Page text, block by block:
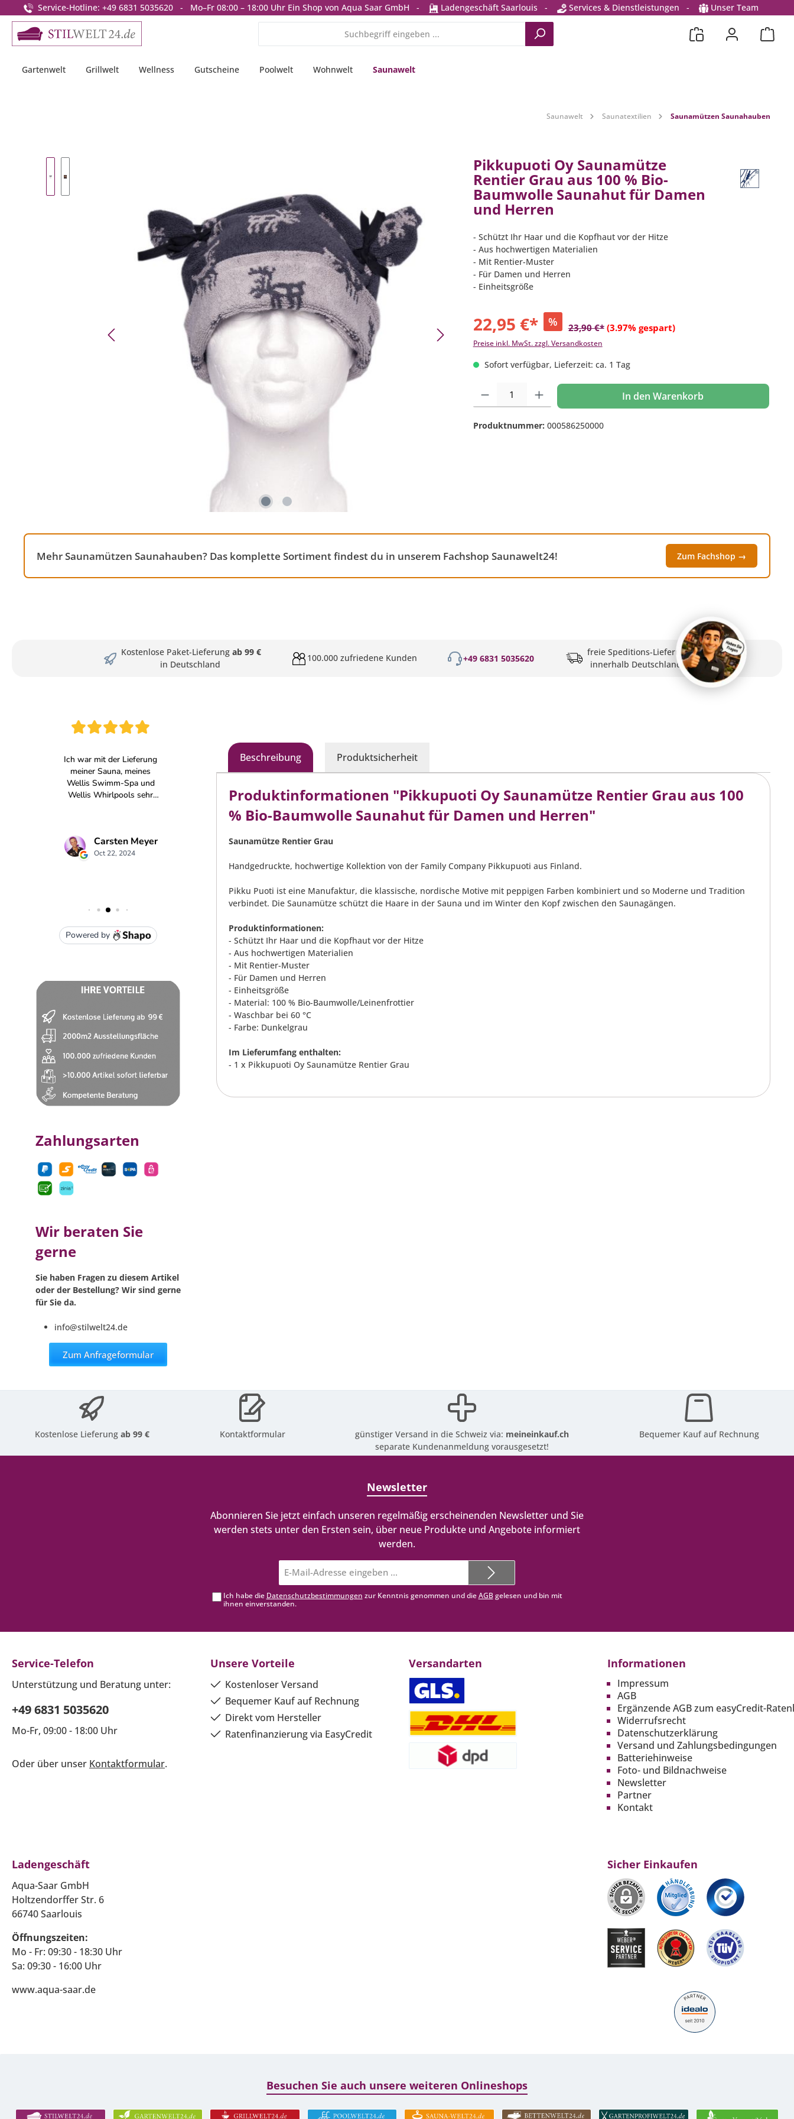
Zur Hauptnavigation springen
Service-Hotline: +49 6831 5035620 - Mo–Fr 08:00 – 18:00 Uhr Ein Shop von Aqua Saar GmbH - Ladengeschäft Saarlouis - Services & Dienstleistungen - Unser Team
Gartenwelt Grillwelt Wellness Gutscheine Poolwelt Wohnwelt Saunawelt
Saunawelt Saunatextilien Saunamützen Saunahauben
Pikkupuoti Oy Saunamütze
Rentier Grau aus 100 % Bio-
Baumwolle Saunahut für Damen
und Herren
- Schützt Ihr Haar und die Kopfhaut vor der Hitze
- Aus hochwertigen Materialien
- Mit Rentier-Muster
- Für Damen und Herren
- Einheitsgröße
22,95 €* % 23,90 €* (3.97% gespart)
Preise inkl. MwSt. zzgl. Versandkosten
Sofort verfügbar, Lieferzeit: ca. 1 Tag
Produkt Anzahl: Gib den gewünschten Wert ein oder benutze die Schaltflächen um die
In den Warenkorb
Produktnummer: 000586250000
Mehr Saunamützen Saunahauben? Das komplette Sortiment findest du in unserem Fachshop Saunawelt24! Zum Fachshop →
Kostenlose Paket-Lieferung ab 99 €
in Deutschland
100.000 zufriedene Kunden +49 6831 5035620
freie Speditions-Lieferung
innerhalb Deutschlands
Zahlungsarten
Wir beraten Sie
gerne
Sie haben Fragen zu diesem Artikel
oder der Bestellung? Wir sind gerne
für Sie da.
info@stilwelt24.de
Zum Anfrageformular
Beschreibung Produktsicherheit
Produktinformationen "Pikkupuoti Oy Saunamütze Rentier Grau aus 100
% Bio-Baumwolle Saunahut für Damen und Herren"
Saunamütze Rentier Grau
Handgedruckte, hochwertige Kollektion von der Family Company Pikkupuoti aus Finland.
Pikku Puoti ist eine Manufaktur, die klassische, nordische Motive mit peppigen Farben kombiniert und so Moderne und Tradition
verbindet. Die Saunamütze schützt die Haare in der Sauna und im Winter den Kopf zwischen den Saunagängen.
Produktinformationen:
- Schützt Ihr Haar und die Kopfhaut vor der Hitze
- Aus hochwertigen Materialien
- Mit Rentier-Muster
- Für Damen und Herren
- Einheitsgröße
- Material: 100 % Bio-Baumwolle/Leinenfrottier
- Waschbar bei 60 °C
- Farbe: Dunkelgrau
Im Lieferumfang enthalten:
- 1 x Pikkupuoti Oy Saunamütze Rentier Grau
Kostenlose Lieferungab 99 € Kontaktformular günstiger Versand in die Schweiz via: meineinkauf.ch
separate Kundenanmeldung vorausgesetzt!
Bequemer Kauf auf Rechnung
Newsletter
Abonnieren Sie jetzt einfach unseren regelmäßig erscheinenden Newsletter und Sie
werden stets unter den Ersten sein, über neue Produkte und Angebote informiert
werden.
Mail-
Adresse*
Ich habe die Datenschutzbestimmungen zur Kenntnis genommen und dieAGBgelesen und bin mit
ihnen einverstanden.
Service-Telefon
Unterstützung und Beratung unter:
+49 6831 5035620
Mo-Fr, 09:00 - 18:00 Uhr
Oder über unser Kontaktformular.
Unsere Vorteile
Kostenloser Versand
Bequemer Kauf auf Rechnung
Direkt vom Hersteller
Ratenfinanzierung via EasyCredit
Versandarten Informationen
Impressum
AGB
Ergänzende AGB zum easyCredit-
Widerrufsrecht
Datenschutzerklärung
Versand und Zahlungsbedingungen
Batteriehinweise
Foto- und Bildnachweise
Newsletter
Partner
Kontakt
Ladengeschäft
Aqua-Saar GmbH
Holtzendorffer Str. 6
66740 Saarlouis
Öffnungszeiten:
Mo - Fr: 09:30 - 18:30 Uhr
Sa: 09:30 - 16:00 Uhr
www.aqua-saar.de
Sicher Einkaufen
Besuchen Sie auch unsere weiteren Onlineshops